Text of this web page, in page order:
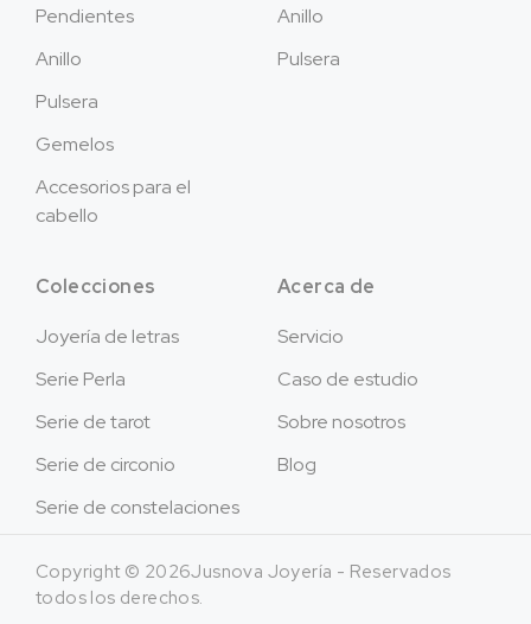
Pendientes
Anillo
Pulsera
Gemelos
Accesorios para el
cabello
Anillo
Pulsera
Colecciones
Joyería de letras
Serie Perla
Serie de tarot
Serie de circonio
Serie de constelaciones
Acerca de
Servicio
Caso de estudio
Sobre nosotros
Blog
Copyright © 2026Jusnova Joyería - Reservados
todos los derechos.